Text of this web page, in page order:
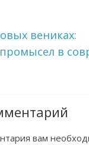
вениках:
в
вам